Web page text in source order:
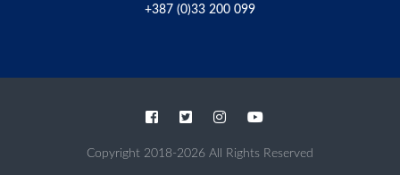
+387 (0)33 200 099
Copyright 2018-2026 All Rights Reserved